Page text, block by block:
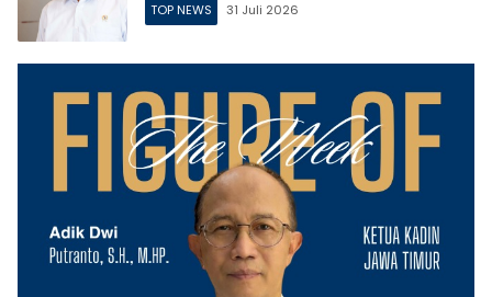
TOP NEWS 31 Juli 2026